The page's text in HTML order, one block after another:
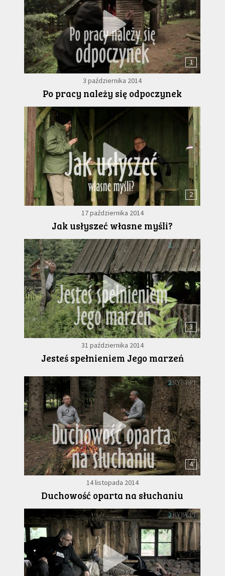
1
3 października 2014
Po pracy należy się odpoczynek
2
17 października 2014
Jak usłyszeć własne myśli?
3
31 października 2014
Jesteś spełnieniem Jego marzeń
4
14 listopada 2014
Duchowość oparta na słuchaniu